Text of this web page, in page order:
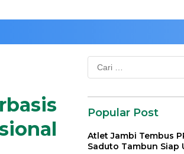
Cari
untuk:
Popular Post
Atlet Jambi Tembus
Saduto Tambun Siap